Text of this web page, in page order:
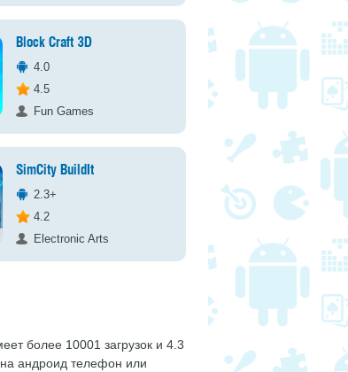
Block Craft 3D
4.0
4.5
Fun Games
SimCity BuildIt
2.3+
4.2
Electronic Arts
более 10001 загрузок и 4.3
андроид телефон или